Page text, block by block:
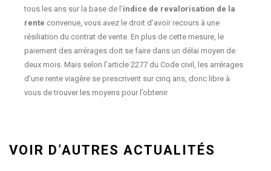
tous les ans sur la base de l’indice de revalorisation de la
rente convenue, vous avez le droit d’avoir recours à une
résiliation du contrat de vente. En plus de cette mesure, le
paiement des arrérages doit se faire dans un délai moyen de
deux mois. Mais selon l’article 2277 du Code civil, les arrérages
d’une rente viagère se prescrivent sur cinq ans, donc libre à
vous de trouver les moyens pour l’obtenir.
VOIR D’AUTRES ACTUALITÉS